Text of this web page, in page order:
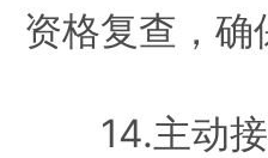
资格复查，
14.主动接